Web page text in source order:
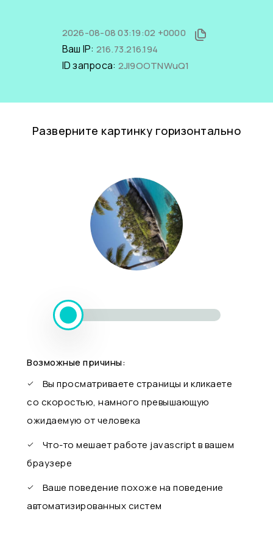
2026-08-08 03:19:02 +0000
Ваш IP: 216.73.216.194
ID запроса: 2JI9OOTNWuQ1
Разверните картинку горизонтально
Возможные причины:
Вы просматриваете страницы и кликаете
со скоростью, намного превышающую
ожидаемую от человека
Что-то мешает работе javascript в вашем
браузере
Ваше поведение похоже на поведение
автоматизированных систем